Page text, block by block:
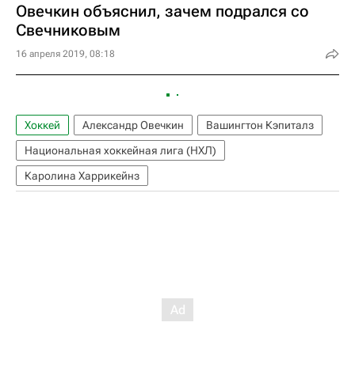
Овечкин объяснил, зачем подрался со
Свечниковым
16 апреля 2019, 08:18
Хоккей Александр Овечкин
Вашингтон Кэпиталз
Национальная хоккейная лига (НХЛ)
Каролина Харрикейнз